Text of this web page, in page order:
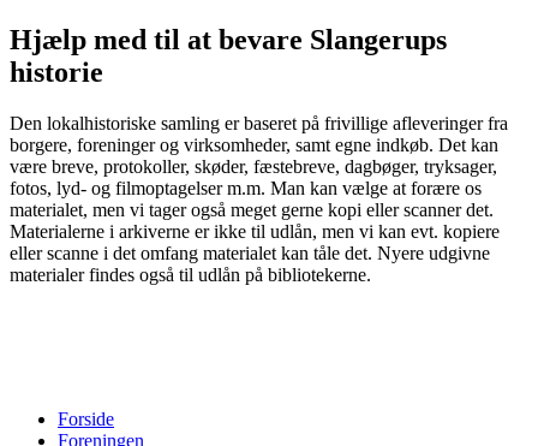
Hjælp med til at bevare Slangerups
historie
Den lokalhistoriske samling er baseret på frivillige afleveringer fra
borgere, foreninger og virksomheder, samt egne indkøb. Det kan
være breve, protokoller, skøder, fæstebreve, dagbøger, tryksager,
fotos, lyd- og filmoptagelser m.m. Man kan vælge at forære os
materialet, men vi tager også meget gerne kopi eller scanner det.
Materialerne i arkiverne er ikke til udlån, men vi kan evt. kopiere
eller scanne i det omfang materialet kan tåle det. Nyere udgivne
materialer findes også til udlån på bibliotekerne.
Forside
Foreningen